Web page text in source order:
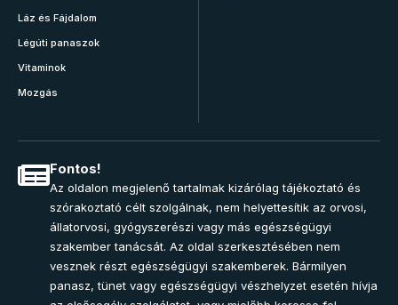
Láz és Fájdalom
Légúti panaszok
Vitaminok
Mozgás
Fontos!
Az oldalon megjelenő tartalmak kizárólag tájékoztató és
szórakoztató célt szolgálnak, nem helyettesítik az orvosi,
állatorvosi, gyógyszerészi vagy más egészségügyi
szakember tanácsát. Az oldal szerkesztésében nem
vesznek részt egészségügyi szakemberek. Bármilyen
panasz, tünet vagy egészségügyi vészhelyzet esetén hívja